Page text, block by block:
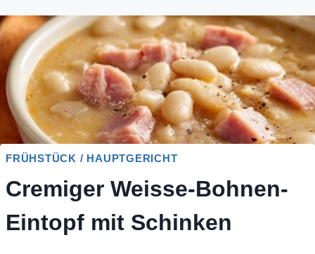
FRÜHSTÜCK / HAUPTGERICHT
Cremiger Weisse-Bohnen-
Eintopf mit Schinken